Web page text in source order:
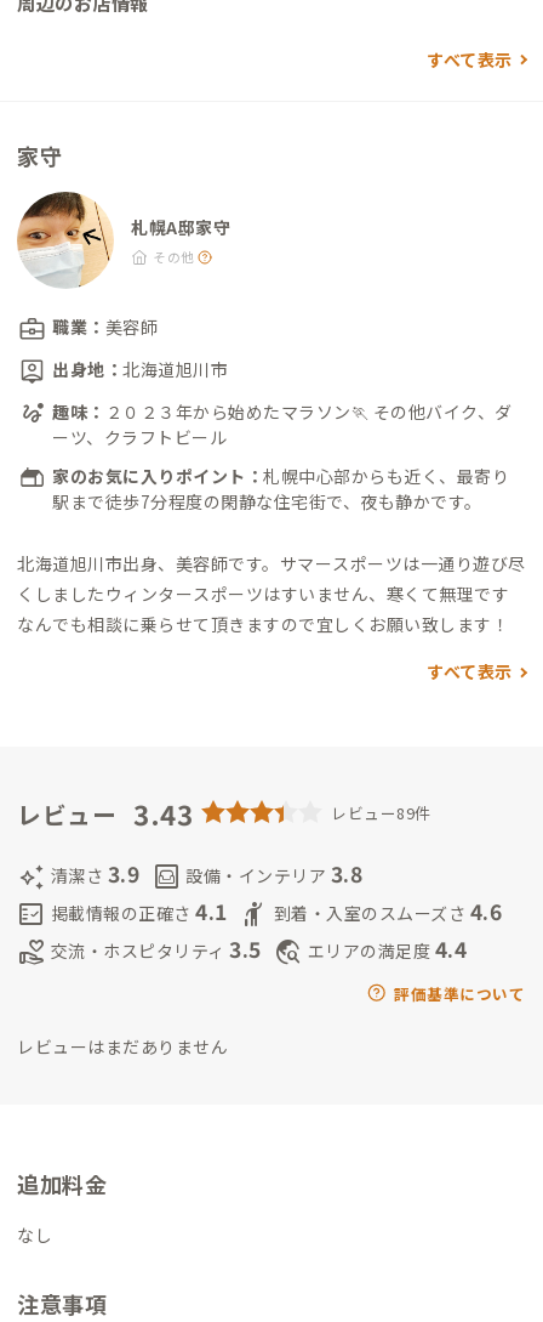
10丁目」より徒歩約20分
すべて表示
家守
札幌A邸家守
その他
職業： 美容師
出身地： 北海道旭川市
趣味： ２０２３年から始めたマラソン🏃 その他バイク、ダ
ーツ、クラフトビール
家のお気に入りポイント： 札幌中心部からも近く、最寄り
駅まで徒歩7分程度の閑静な住宅街で、夜も静かです。
北海道旭川市出身、美容師です。 サマースポーツは一通り遊び尽
くしました ウィンタースポーツはすいません、寒くて無理です
なんでも相談に乗らせて頂きますので宜しくお願い致します！
すべて表示
レビュー 3.43 レビュー89件
auto_awesome 清潔さ 3.9 living 設備・インテリア 3.8
fact_check 掲載情報の正確さ 4.1 hail 到着・入室のスムーズさ 4.6
volunteer_activism 交流・ホスピタリティ 3.5 travel_explore エリアの満足度 4.4
評価基準について
レビューはまだありません
追加料金
なし
注意事項